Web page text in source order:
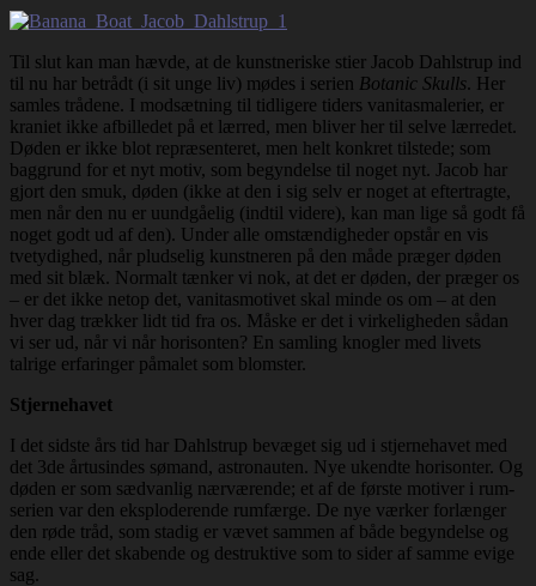
Til slut kan man hævde, at de kunstneriske stier Jacob Dahlstrup ind
til nu har betrådt (i sit unge liv) mødes i serien Botanic Skulls. Her
samles trådene. I modsætning til tidligere tiders vanitasmalerier, er
kraniet ikke afbilledet på et lærred, men bliver her til selve lærredet.
Døden er ikke blot repræsenteret, men helt konkret tilstede; som
baggrund for et nyt motiv, som begyndelse til noget nyt. Jacob har
gjort den smuk, døden (ikke at den i sig selv er noget at eftertragte,
men når den nu er uundgåelig (indtil videre), kan man lige så godt få
noget godt ud af den). Under alle omstændigheder opstår en vis
tvetydighed, når pludselig kunstneren på den måde præger døden
med sit blæk. Normalt tænker vi nok, at det er døden, der præger os
– er det ikke netop det, vanitasmotivet skal minde os om – at den
hver dag trækker lidt tid fra os. Måske er det i virkeligheden sådan
vi ser ud, når vi når horisonten? En samling knogler med livets
talrige erfaringer påmalet som blomster.
Stjernehavet
I det sidste års tid har Dahlstrup bevæget sig ud i stjernehavet med
det 3de årtusindes sømand, astronauten. Nye ukendte horisonter. Og
døden er som sædvanlig nærværende; et af de første motiver i rum-
serien var den eksploderende rumfærge. De nye værker forlænger
den røde tråd, som stadig er vævet sammen af både begyndelse og
ende eller det skabende og destruktive som to sider af samme evige
sag.